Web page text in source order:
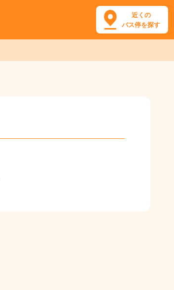
近くの
バス停を探す